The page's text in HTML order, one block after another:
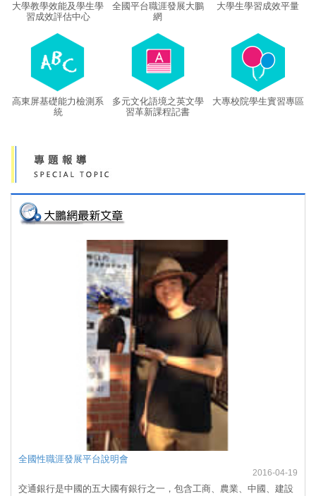
大學教學效能及學生學
習成效評估中心
全國平台職涯發展大鵬
網
大學生學習成效平量
高東屏基礎能力檢測系
統
多元文化語境之英文學
習革新課程記書
大專校院學生實習專區
全國性職涯發展平台說明會
2016-04-19
交通銀行是中國的五大國有銀行之一，包含工商、農業、中國、建設